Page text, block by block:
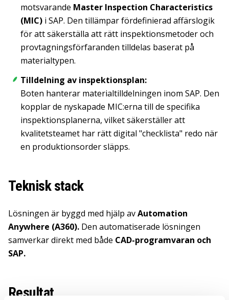
motsvarande Master Inspection Characteristics
(MIC) i SAP. Den tillämpar fördefinierad affärslogik
för att säkerställa att rätt inspektionsmetoder och
provtagningsförfaranden tilldelas baserat på
materialtypen.
Tilldelning av inspektionsplan:
Boten hanterar materialtilldelningen inom SAP. Den
kopplar de nyskapade MIC:erna till de specifika
inspektionsplanerna, vilket säkerställer att
kvalitetsteamet har rätt digital "checklista" redo när
en produktionsorder släpps.
Teknisk stack
Lösningen är byggd med hjälp avAutomation
Anywhere (A360). Den automatiserade lösningen
samverkar direkt med både CAD-programvaran och
SAP.
Resultat